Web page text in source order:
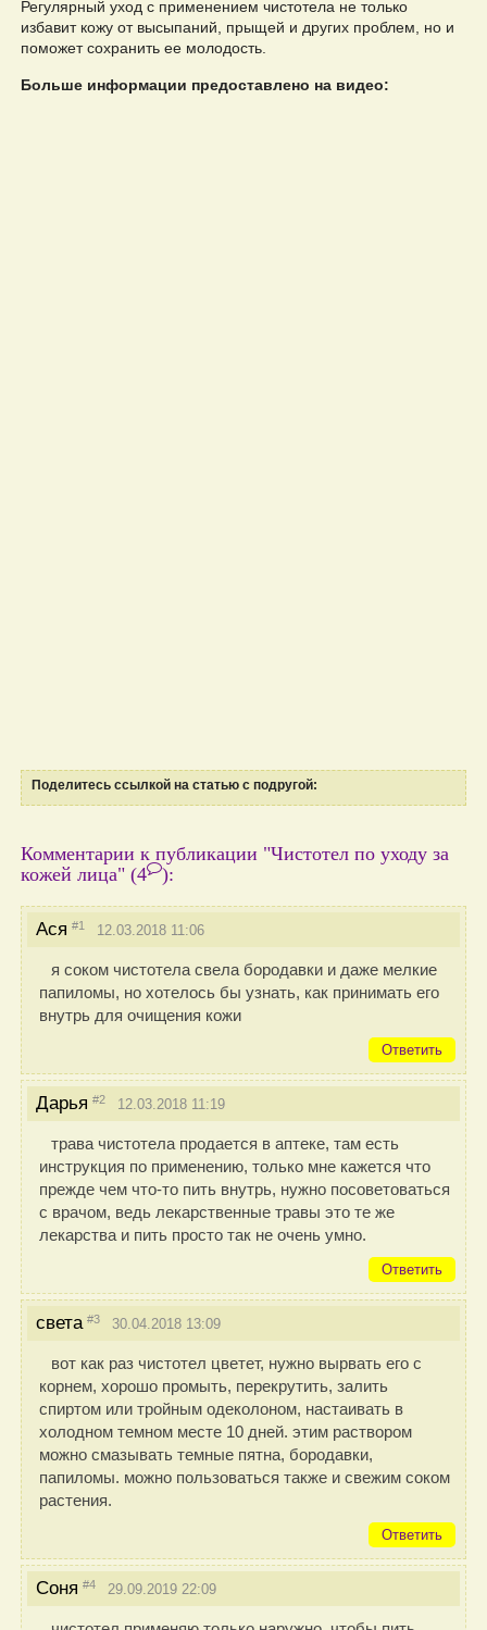
Регулярный уход с применением чистотела не только
избавит кожу от высыпаний, прыщей и других проблем, но и
поможет сохранить ее молодость.
Больше информации предоставлено на видео:
Поделитесь ссылкой на статью с подругой:
Комментарии к публикации "Чистотел по уходу за
кожей лица" (4 ):
Ася #1 12.03.2018 11:06
я соком чистотела свела бородавки и даже мелкие
папиломы, но хотелось бы узнать, как принимать его
внутрь для очищения кожи
Ответить
Дарья #2 12.03.2018 11:19
трава чистотела продается в аптеке, там есть
инструкция по применению, только мне кажется что
прежде чем что-то пить внутрь, нужно посоветоваться
с врачом, ведь лекарственные травы это те же
лекарства и пить просто так не очень умно.
Ответить
света #3 30.04.2018 13:09
вот как раз чистотел цветет, нужно вырвать его с
корнем, хорошо промыть, перекрутить, залить
спиртом или тройным одеколоном, настаивать в
холодном темном месте 10 дней. этим раствором
можно смазывать темные пятна, бородавки,
папиломы. можно пользоваться также и свежим соком
растения.
Ответить
Соня #4 29.09.2019 22:09